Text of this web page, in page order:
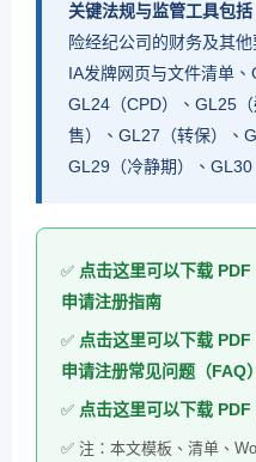
关键法规与监管工具包括
险经纪公司的财务及其
IA发牌网页与文件清单、
GL24（CPD）、GL25
售）、GL27（转保）、
GL29（冷静期）、GL30
点击这里可以下载
申请注册指南
点击这里可以下载
申请注册常见问题（FAQ）
点击这里可以下载
注：本文模板、清单、